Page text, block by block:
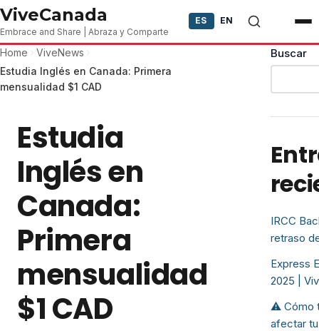
Skip to content
ViveCanada
Embrace and Share | Abraza y Comparte
ES EN
Home
ViveNews
Estudia Inglés en Canada: Primera
mensualidad $1 CAD
Estudia
Inglés en
Canada:
Primera
mensualidad
$1 CAD
Buscar
IRCC
retraso
Express
2025 |
⚠️ Cómo
afectar